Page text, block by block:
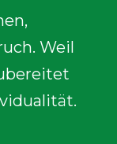
Weil